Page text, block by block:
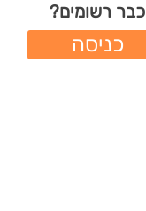
כבר רשומים?
כניסה